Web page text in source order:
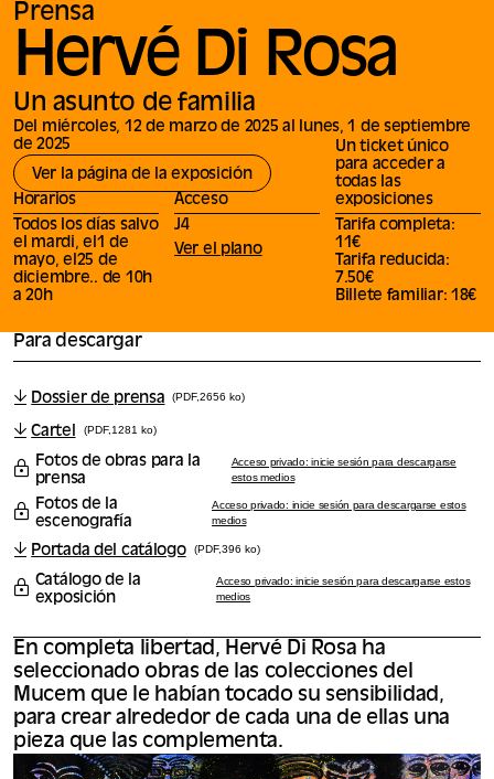
Prensa
Hervé Di Rosa
Un asunto de familia
Del miércoles, 12 de marzo de 2025 al lunes, 1 de septiembre
de 2025
Ver la página de la exposición
Horarios
Todos los días salvo
el mardi, el1 de
mayo, el25 de
diciembre.. de 10h
a 20h
Acceso
J4
Ver el plano
Un ticket único
para acceder a
todas las
exposiciones
Tarifa completa:
11€
Tarifa reducida:
7.50€
Billete familiar: 18€
Para descargar
Dossier de prensa (PDF,2656 ko)
Cartel (PDF,1281 ko)
Fotos de obras para la
prensa
Acceso privado: inicie sesión para descargarse
estos medios
Fotos de la
escenografía
Acceso privado: inicie sesión para descargarse estos
medios
Portada del catálogo (PDF,396 ko)
Catálogo de la
exposición
Acceso privado: inicie sesión para descargarse estos
medios
En completa libertad, Hervé Di Rosa ha
seleccionado obras de las colecciones del
Mucem que le habían tocado su sensibilidad,
para crear alrededor de cada una de ellas una
pieza que las complementa.